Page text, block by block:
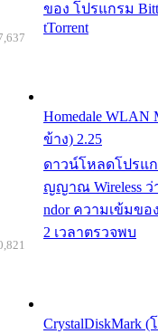
ของ โปรแกรม
tTorrent
Homedale
ข้าง) 2.25
ดาวน์โหลดโปรแ
ญญาณ Wireless ว่
ndor ความเข้มขอ
2 เวลาตรวจพบ
CrystalDiskMark